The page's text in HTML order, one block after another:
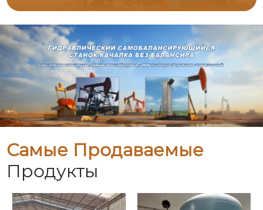
Самые Продаваемые
Продукты